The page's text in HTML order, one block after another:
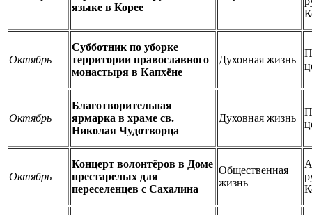
языке в Корее
Октябрь
Субботник по уборке
территории православного
монастыря в Капхёне
Духовная жизнь
Октябрь
Благотворительная
ярмарка в храме св.
Николая Чудотворца
Духовная жизнь
Октябрь
Концерт волонтёров в Доме
престарелых для
переселенцев с Сахалина
Общественная
жизнь